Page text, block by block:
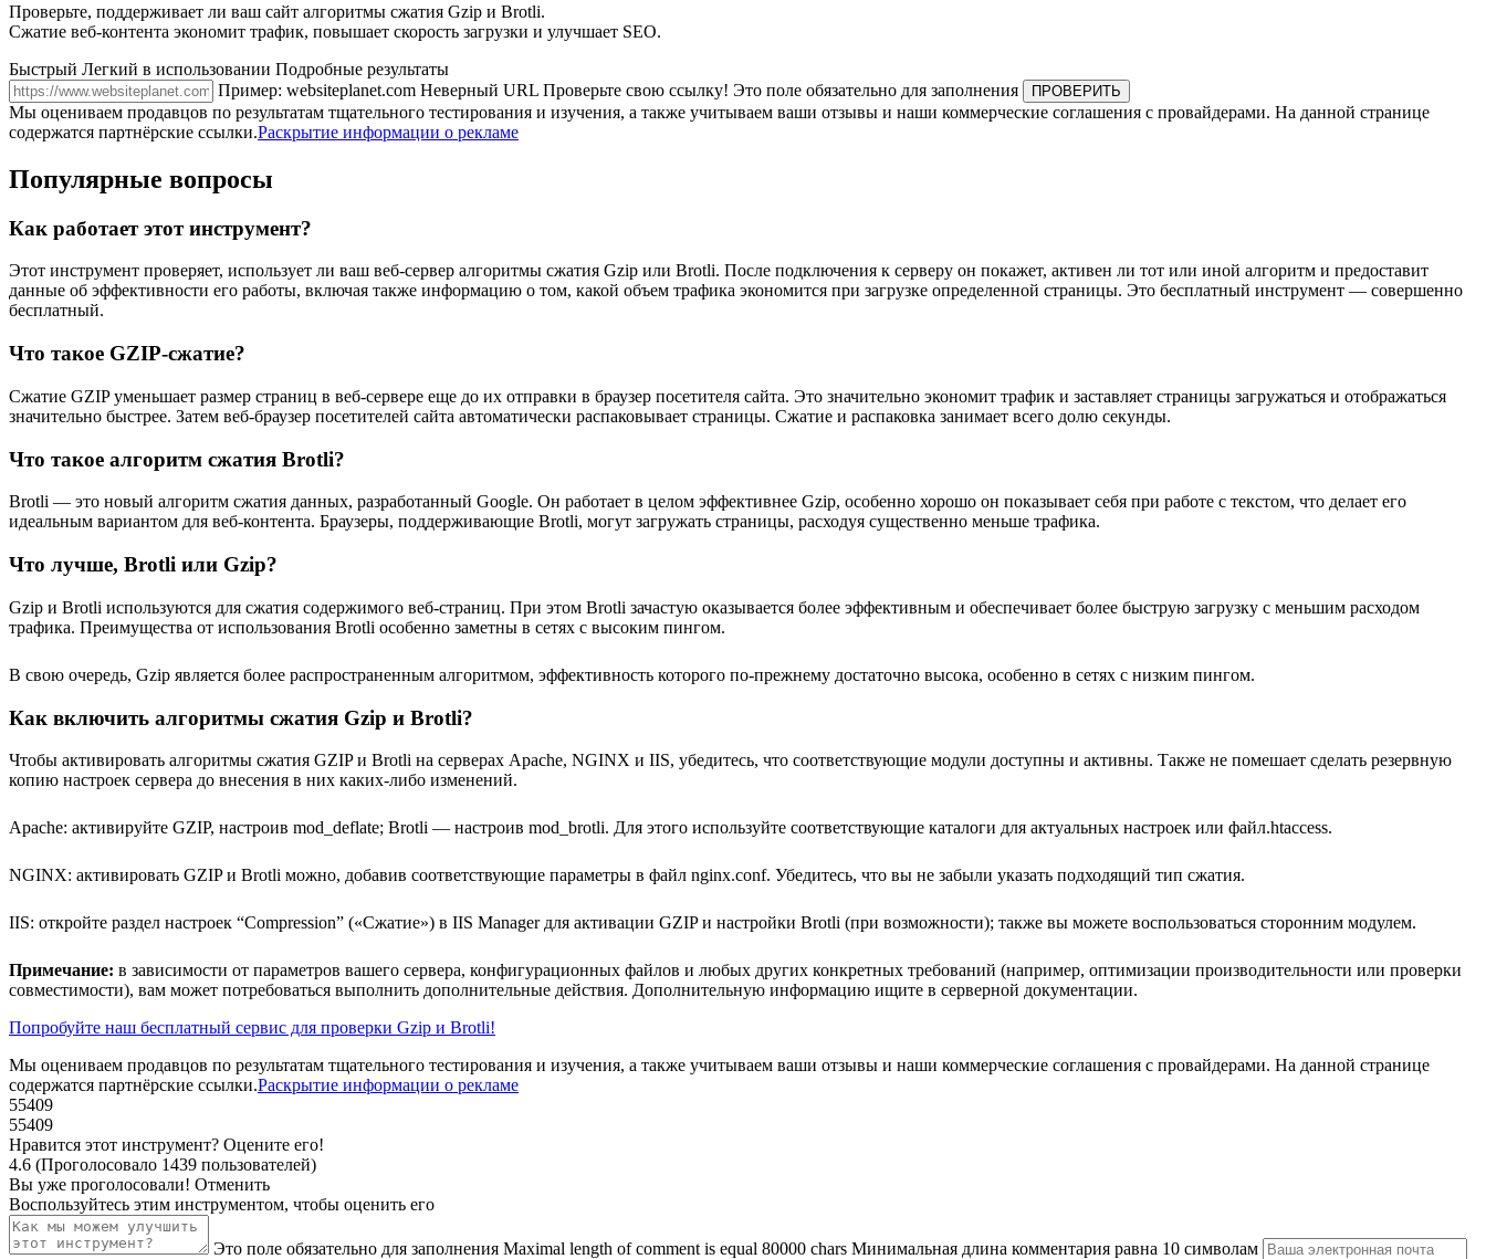
Проверьте, поддерживает ли ваш сайт алгоритмы сжатия Gzip и Brotli.
Сжатие веб-контента экономит трафик, повышает скорость загрузки и улучшает SEO.
Быстрый Легкий в использовании Подробные результаты
Пример: websiteplanet.com Неверный URL Проверьте свою ссылку! Это поле обязательно для заполнения ПРОВЕРИТЬ
Мы оцениваем продавцов по результатам тщательного тестирования и изучения, а также учитываем ваши отзывы и наши коммерческие соглашения с провайдерами. На данной странице
содержатся партнёрские ссылки.Раскрытие информации о рекламе
Популярные вопросы
Как работает этот инструмент?
Этот инструмент проверяет, использует ли ваш веб-сервер алгоритмы сжатия Gzip или Brotli. После подключения к серверу он покажет, активен ли тот или иной алгоритм и предоставит
данные об эффективности его работы, включая также информацию о том, какой объем трафика экономится при загрузке определенной страницы. Это бесплатный инструмент — совершенно
бесплатный.
Что такое GZIP-сжатие?
Сжатие GZIP уменьшает размер страниц в веб-сервере еще до их отправки в браузер посетителя сайта. Это значительно экономит трафик и заставляет страницы загружаться и отображаться
значительно быстрее. Затем веб-браузер посетителей сайта автоматически распаковывает страницы. Сжатие и распаковка занимает всего долю секунды.
Что такое алгоритм сжатия Brotli?
Brotli — это новый алгоритм сжатия данных, разработанный Google. Он работает в целом эффективнее Gzip, особенно хорошо он показывает себя при работе с текстом, что делает его
идеальным вариантом для веб-контента. Браузеры, поддерживающие Brotli, могут загружать страницы, расходуя существенно меньше трафика.
Что лучше, Brotli или Gzip?
Gzip и Brotli используются для сжатия содержимого веб-страниц. При этом Brotli зачастую оказывается более эффективным и обеспечивает более быструю загрузку с меньшим расходом
трафика. Преимущества от использования Brotli особенно заметны в сетях с высоким пингом.
В свою очередь, Gzip является более распространенным алгоритмом, эффективность которого по-прежнему достаточно высока, особенно в сетях с низким пингом.
Как включить алгоритмы сжатия Gzip и Brotli?
Чтобы активировать алгоритмы сжатия GZIP и Brotli на серверах Apache, NGINX и IIS, убедитесь, что соответствующие модули доступны и активны. Также не помешает сделать резервную
копию настроек сервера до внесения в них каких-либо изменений.
Apache: активируйте GZIP, настроив mod_deflate; Brotli — настроив mod_brotli. Для этого используйте соответствующие каталоги для актуальных настроек или файл.htaccess.
NGINX: активировать GZIP и Brotli можно, добавив соответствующие параметры в файл nginx.conf. Убедитесь, что вы не забыли указать подходящий тип сжатия.
IIS: откройте раздел настроек “Compression” («Сжатие») в IIS Manager для активации GZIP и настройки Brotli (при возможности); также вы можете воспользоваться сторонним модулем.
Примечание: в зависимости от параметров вашего сервера, конфигурационных файлов и любых других конкретных требований (например, оптимизации производительности или проверки
совместимости), вам может потребоваться выполнить дополнительные действия. Дополнительную информацию ищите в серверной документации.
Попробуйте наш бесплатный сервис для проверки Gzip и Brotli!
Мы оцениваем продавцов по результатам тщательного тестирования и изучения, а также учитываем ваши отзывы и наши коммерческие соглашения с провайдерами. На данной странице
содержатся партнёрские ссылки.Раскрытие информации о рекламе
55409
55409
Нравится этот инструмент? Оцените его!
4.6 (Проголосовало 1439 пользователей)
Вы уже проголосовали! Отменить
Воспользуйтесь этим инструментом, чтобы оценить его
Это поле обязательно для заполнения Maximal length of comment is equal 80000 chars Минимальная длина комментария равна 10 символам